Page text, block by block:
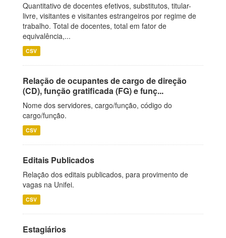
Quantitativo de docentes efetivos, substitutos, titular-
livre, visitantes e visitantes estrangeiros por regime de
trabalho. Total de docentes, total em fator de
equivalência,...
CSV
Relação de ocupantes de cargo de direção
(CD), função gratificada (FG) e funç...
Nome dos servidores, cargo/função, código do
cargo/função.
CSV
Editais Publicados
Relação dos editais publicados, para provimento de
vagas na Unifei.
CSV
Estagiários